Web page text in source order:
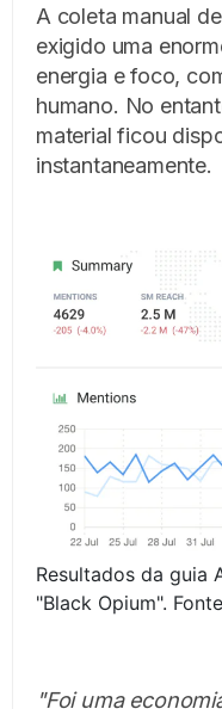
A coleta manual
exigido uma
energia e foco,
humano. No
material ficou
instantaneamente.
Resultados da guia
"Black Opium".
"Foi uma